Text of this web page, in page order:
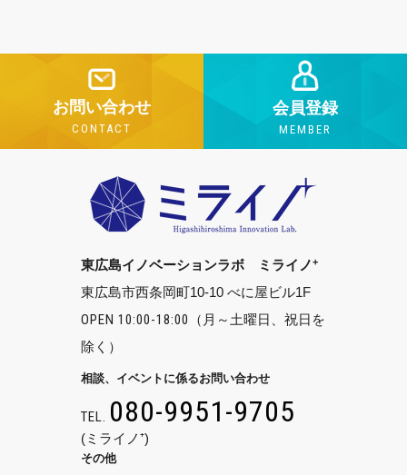
お問い合わせ
CONTACT
会員登録
MEMBER
東広島イノベーションラボ ミライノ+
東広島市西条岡町10-10 べに屋ビル1F
OPEN 10:00-18:00
（月～土曜日、祝日を
除く）
相談、イベントに係るお問い合わせ
TEL. 080-9951-9705
(ミライノ⁺)
その他